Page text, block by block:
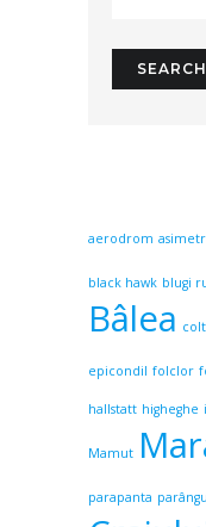
aerodrom
black hawk blugi
Bâlea
epicondil folclor
hallstatt higheghe
Mamut
parapanta